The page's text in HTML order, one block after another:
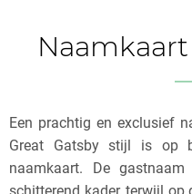
Een prachtig en exclusief
Great Gatsby stijl is op
naamkaart. De